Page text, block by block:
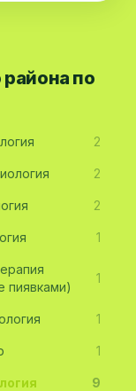
по
2
2
2
1
пиявками)
1
1
1
9